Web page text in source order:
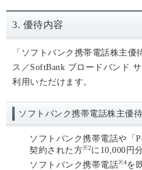
3. 優待内容
「ソフトバンク携帯電話株主
ス／SoftBank ブロードバンド
利用いただけます。
ソフトバンク携帯電話株主優待
ソフトバンク携帯電話や「
契約された方※2に10,000円
ソフトバンク携帯電話※4を